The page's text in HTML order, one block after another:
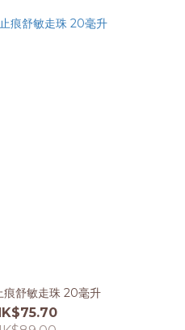
痕舒敏走珠 20毫升